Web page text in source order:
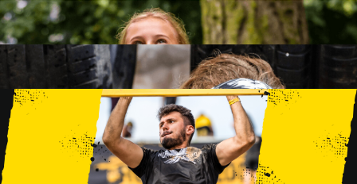
FAMILY
15 PRZESZKÓD
2 KM+
KIDS
15 PRZESZKÓD
1 KM+
TRENINGI
WYDARZENIA
RUNMAGEDDON LUBLIN ZALEW ZEMBORZYCKI
22/23.08.2026
RUNMAGEDDON ERGO ARENA GDAŃSK/SOPOT